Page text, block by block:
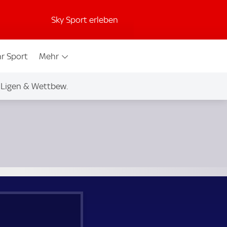
Sky Sport erleben
Sport Mehr
Ligen & Wettbew.